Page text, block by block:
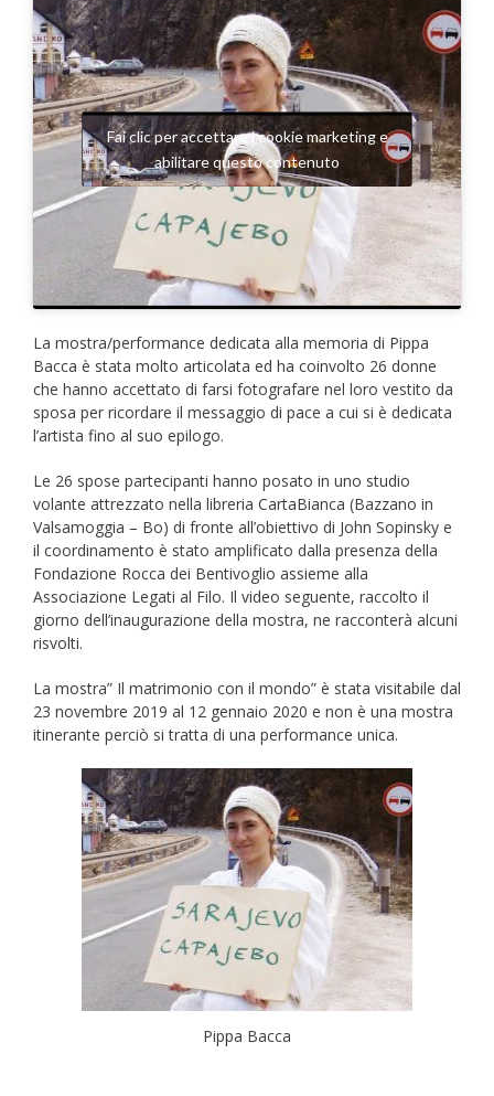
Fai clic per accettare i cookie marketing e
abilitare questo contenuto
La mostra/performance dedicata alla memoria di Pippa
Bacca è stata molto articolata ed ha coinvolto 26 donne
che hanno accettato di farsi fotografare nel loro vestito da
sposa per ricordare il messaggio di pace a cui si è dedicata
l’artista fino al suo epilogo.
Le 26 spose partecipanti hanno posato in uno studio
volante attrezzato nella libreria CartaBianca (Bazzano in
Valsamoggia – Bo) di fronte all’obiettivo di John Sopinsky e
il coordinamento è stato amplificato dalla presenza della
Fondazione Rocca dei Bentivoglio assieme alla
Associazione Legati al Filo. Il video seguente, raccolto il
giorno dell’inaugurazione della mostra, ne racconterà alcuni
risvolti.
La mostra” Il matrimonio con il mondo” è stata visitabile dal
23 novembre 2019 al 12 gennaio 2020 e non è una mostra
itinerante perciò si tratta di una performance unica.
Pippa Bacca